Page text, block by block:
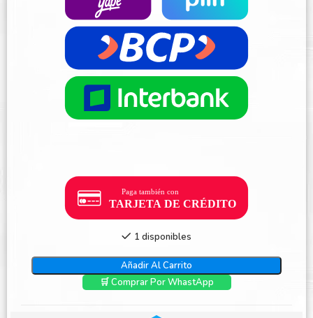
1 disponibles
Añadir Al Carrito
🛒 Comprar Por WhastApp